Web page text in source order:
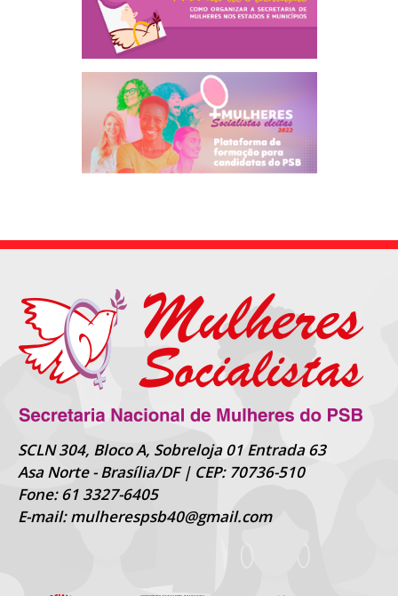
SCLN 304, Bloco A, Sobreloja 01 Entrada 63
Asa Norte - Brasília/DF | CEP: 70736-510
Fone: 61 3327-6405
E-mail: mulherespsb40@gmail.com